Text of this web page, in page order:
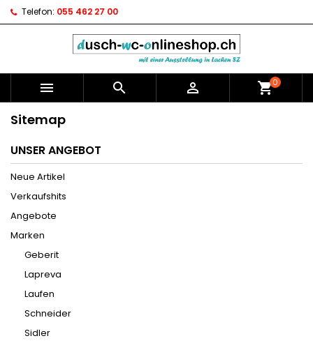
Telefon: 055 462 27 00
   shopping_cart0
Sitemap
UNSER ANGEBOT
Neue Artikel
Verkaufshits
Angebote
Marken
Geberit
Lapreva
Laufen
Schneider
Sidler